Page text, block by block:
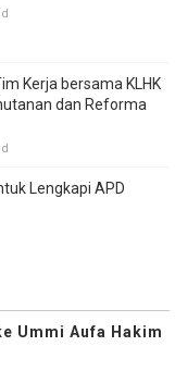
Kerja bersama KLHK
dan Reforma
Lengkapi APD
Ummi Aufa Hakim